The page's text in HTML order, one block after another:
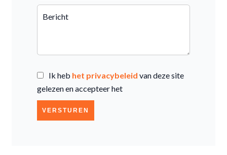
Ik heb het privacybeleid van deze site
gelezen en accepteer het
VERSTUREN